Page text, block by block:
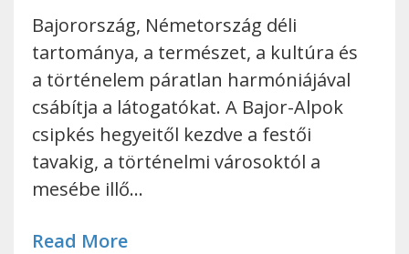
Bajorország, Németország déli
tartománya, a természet, a kultúra és
a történelem páratlan harmóniájával
csábítja a látogatókat. A Bajor-Alpok
csipkés hegyeitől kezdve a festői
tavakig, a történelmi városoktól a
mesébe illő…
Read More